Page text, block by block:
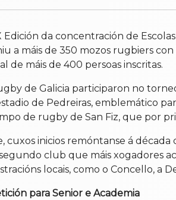
da concentración de
a máis de 350 mozos rugbiers
de máis de 400 persoas inscritas.
de Galicia participaron no
de Pedreiras, emblemático
de rugby de San Fiz, que por
cuxos inicios remóntanse á
segundo club que máis xogadores
locais, como o Concello, a
para Senior e Academia